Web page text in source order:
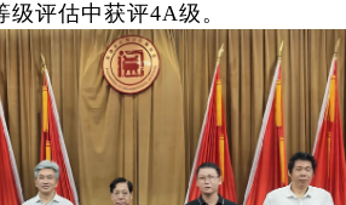
评估中获评4A级。